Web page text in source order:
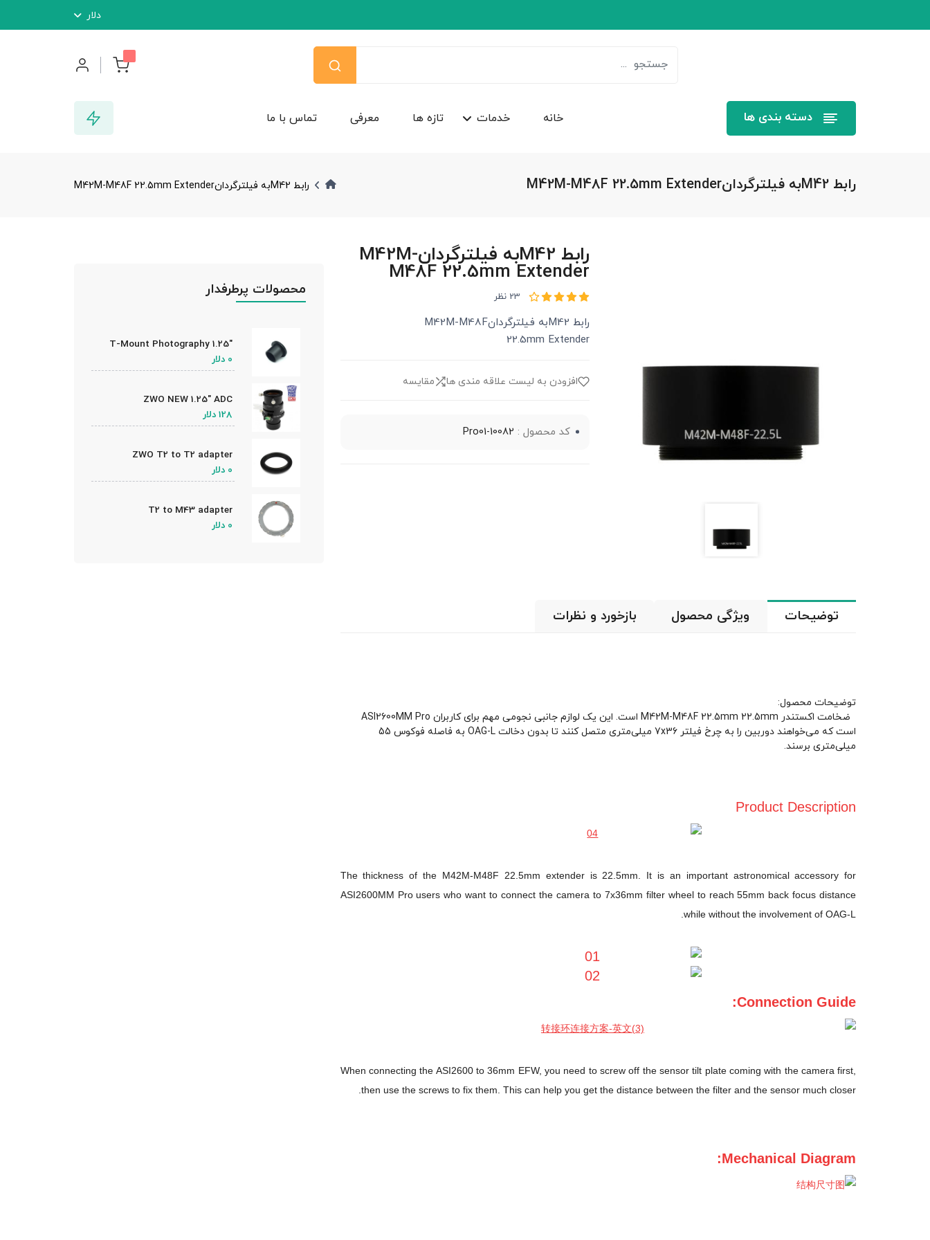
دلار
دسته بندی ها خانه خدمات تازه ها معرفی تماس با ما
رابط M42به فیلترگردانM42M-M48F 22.5mm Extender رابط M42به فیلترگردانM42M-M48F 22.5mm Extender
رابط M42به فیلترگردانM42M-
M48F 22.5mm Extender
23 نظر
رابط M42به فیلترگردانM42M-M48F
22.5mm Extender
افزودن به لیست علاقه مندی ها مقایسه
کد محصول : Pro01-10082
توضیحات ویژگی محصول بازخورد و نظرات
توضیحات محصول:
ضخامت اکستندر M42M-M48F 22.5mm 22.5mm است. این یک لوازم جانبی نجومی مهم برای کاربران ASI2600MM Pro
است که می‌خواهند دوربین را به چرخ فیلتر 7x36 میلی‌متری متصل کنند تا بدون دخالت OAG-L به فاصله فوکوس 55
میلی‌متری برسند.
Product Description
The thickness of the M42M-M48F 22.5mm extender is 22.5mm. It is an important astronomical accessory for
ASI2600MM Pro users who want to connect the camera to 7x36mm filter wheel to reach 55mm back focus distance
while without the involvement of OAG-L.
Connection Guide:
When connecting the ASI2600 to 36mm EFW, you need to screw off the sensor tilt plate coming with the camera first,
then use the screws to fix them. This can help you get the distance between the filter and the sensor much closer.
Mechanical Diagram:
محصولات پرطرفدار
1.25″ T-Mount Photography
Camera Adapter
0 دلار
ZWO NEW 1.25″ ADC
(Atmospheric Dispersion
Corrector)
128 دلار
ZWO T2 to T2 adapter
0 دلار
T2 to M43 adapter
0 دلار